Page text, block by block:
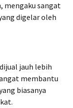
mengaku sangat
digelar oleh
jauh lebih
membantu
biasanya